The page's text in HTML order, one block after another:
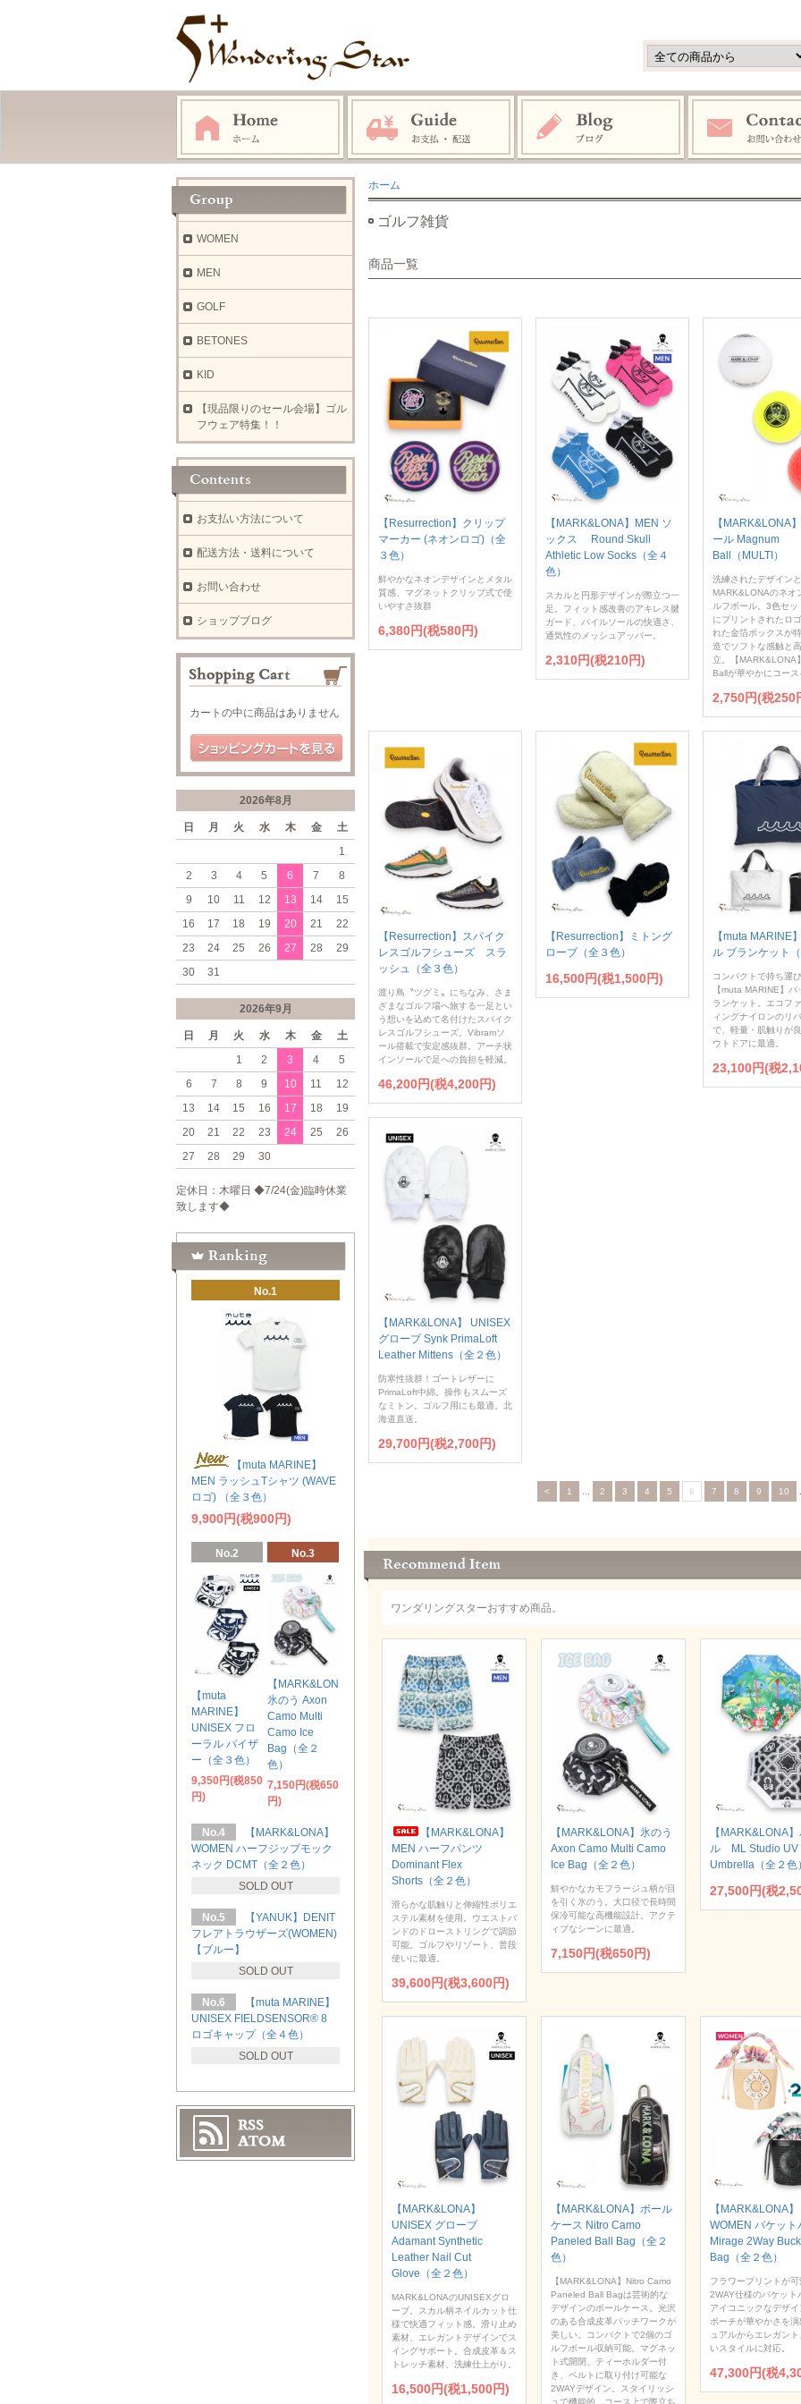
ホーム
ゴルフ雑貨
商品一覧
【Resurrection】クリップ
マーカー (ネオンロゴ)（全
３色）
鮮やかなネオンデザインとメタル
質感、マグネットクリップ式で使
いやすさ抜群
6,380円(税580円)
【MARK&LONA】MEN ソ
ックス Round Skull
Athletic Low Socks（全４
色）
スカルと円形デザインが際立つ一
足。フィット感改善のアキレス腱
ガード、パイルソールの快適さ、
通気性のメッシュアッパー。
2,310円(税210円)
【MARK&LONA
ール Magnum
Ball（MULTI）
洗練されたデザインと
MARK&LONAのネオ
ルフボール。3色セッ
にプリントされたロ
れた金箔ボックスが
造でソフトな感触と
立。【MARK&LONA
Ballが華やかにコース
2,750円(税250
【Resurrection】スパイク
レスゴルフシューズ スラ
ッシュ（全３色）
渡り鳥〝ツグミ〟にちなみ、さま
ざまなゴルフ場へ旅する一足とい
う想いを込めて名付けたスパイク
レスゴルフシューズ。Vibramソ
ール搭載で安定感抜群。アーチ状
インソールで足への負担を軽減。
46,200円(税4,200円)
【Resurrection】ミトング
ローブ（全３色）
16,500円(税1,500円)
【muta MARINE
ル ブランケット（
コンパクトで持ち運
【muta MARINE】パ
ランケット。エコフ
ィングナイロンのリ
で、軽量・肌触りが
ウトドアに最適。
23,100円(税
【MARK&LONA】 UNISEX
グローブ Synk PrimaLoft
Leather Mittens（全２色）
防寒性抜群！ゴートレザーに
PrimaLoft中綿。操作もスムーズ
なミトン。ゴルフ用にも最適。北
海道直送。
29,700円(税2,700円)
< 1 2 3 4 5 6 7 8 9 10
ワンダリングスターおすすめ商品。
【MARK&LONA】
MEN ハーフパンツ
Dominant Flex
Shorts（全２色）
滑らかな肌触りと伸縮性ポリエ
ステル素材を使用。ウエストバ
ンドのドローストリングで調節
可能。ゴルフやリゾート、普段
使いに最適。
39,600円(税3,600円)
【MARK&LONA】氷のう
Axon Camo Multi Camo
Ice Bag（全２色）
鮮やかなカモフラージュ柄が目
を引く氷のう。大口径で長時間
保冷可能な高機能設計。アクテ
ィブなシーンに最適。
7,150円(税650円)
【MARK&LONA
ル ML Studio UV
Umbrella（全２色）
27,500円(税
【MARK&LONA】
UNISEX グローブ
Adamant Synthetic
Leather Nail Cut
Glove（全２色）
MARK&LONAのUNISEXグロ
ーブ。スカル柄ネイルカット仕
様で快適フィット感。滑り止め
素材、エレガントデザインでス
イングサポート。合成皮革＆ス
トレッチ素材、洗練仕上がり。
16,500円(税1,500円)
【MARK&LONA】ボール
ケース Nitro Camo
Paneled Ball Bag（全２
色）
【MARK&LONA】Nitro Camo
Paneled Ball Bagは芸術的な
デザインのボールケース。光沢
のある合成皮革パッチワークが
美しい。コンパクトで2個のゴ
ルフボール収納可能。マグネッ
ト式開閉、ティーホルダー付
き、ベルトに取り付け可能な
2WAYデザイン。スタイリッシ
【MARK&LONA】
WOMEN バケット
Mirage 2Way
Bag（全２色）
フラワープリントが可
2WAY仕様のバケット
アイコニックなデザイ
ポーチが華やかさを演
ュアルからエレガン
いスタイルに対応。
47,300円(税
WOMEN
MEN
GOLF
BETONES
KID
【現品限りのセール会場】ゴル
フウェア特集！！
お支払い方法について
配送方法・送料について
お問い合わせ
ショップブログ
カートの中に商品はありません
2026年8月
日 月 火 水 木 金
土
1
2
3 4 5 6 7
8
9
10 11 12 13 14
15
16
17 18 19 20 21
22
23
24 25 26 27 28
29
30
31
2026年9月
日 月 火 水 木 金
土
1
2 3 4
5
6
7 8 9 10 11
12
13
14 15 16 17 18
19
20
21 22 23 24 25
26
27
28 29 30
定休日：木曜日 ◆7/24(金)臨時休業
致します◆
No.1
【muta MARINE】
MEN ラッシュTシャツ (WAVE
ロゴ) （全３色）
9,900円(税900円)
No.2
【muta
MARINE】
UNISEX フロ
ーラル バイザ
ー（全３色）
9,350円(税850
円)
No.3
【MARK&LONA】
氷のう Axon
Camo Multi
Camo Ice
Bag（全２
色）
7,150円(税650
円)
No.4
【MARK&LONA】
WOMEN ハーフジップモック
ネック DCMT（全２色）
SOLD OUT
No.5
【YANUK】DENIT
フレアトラウザーズ(WOMEN)
【ブルー】
SOLD OUT
No.6
【muta MARINE】
UNISEX FIELDSENSOR®︎ 8
ロゴキャップ（全４色）
SOLD OUT